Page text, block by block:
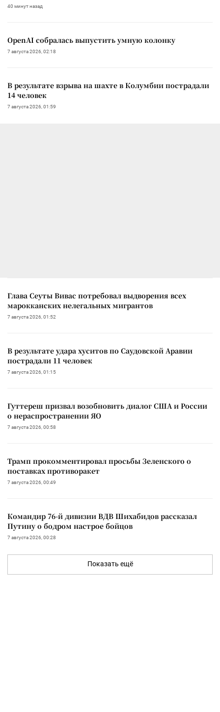
40 минут назад
OpenAI собралась выпустить умную колонку
7 августа 2026, 02:18
В результате взрыва на шахте в Колумбии пострадали
14 человек
7 августа 2026, 01:59
Глава Сеуты Вивас потребовал выдворения всех
марокканских нелегальных мигрантов
7 августа 2026, 01:52
В результате удара хуситов по Саудовской Аравии
пострадали 11 человек
7 августа 2026, 01:15
Гуттереш призвал возобновить диалог США и России
о нераспространении ЯО
7 августа 2026, 00:58
Трамп прокомментировал просьбы Зеленского о
поставках противоракет
7 августа 2026, 00:49
Командир 76-й дивизии ВДВ Шихабидов рассказал
Путину о бодром настрое бойцов
7 августа 2026, 00:28
Показать ещё